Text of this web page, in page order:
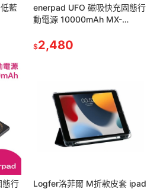
藍
enerpad UFO 磁吸快充固態行
動電源 10000mAh MX-
$2,480
態行
Logfer洛菲爾 M折款皮套 ipad